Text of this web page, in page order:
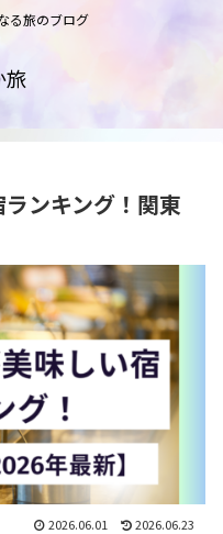
る旅のブログ
旅
ンキング！関東
2026.06.01 2026.06.23